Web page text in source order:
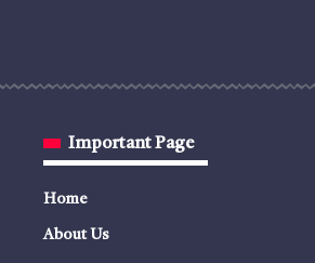
Important Page
Home
About Us